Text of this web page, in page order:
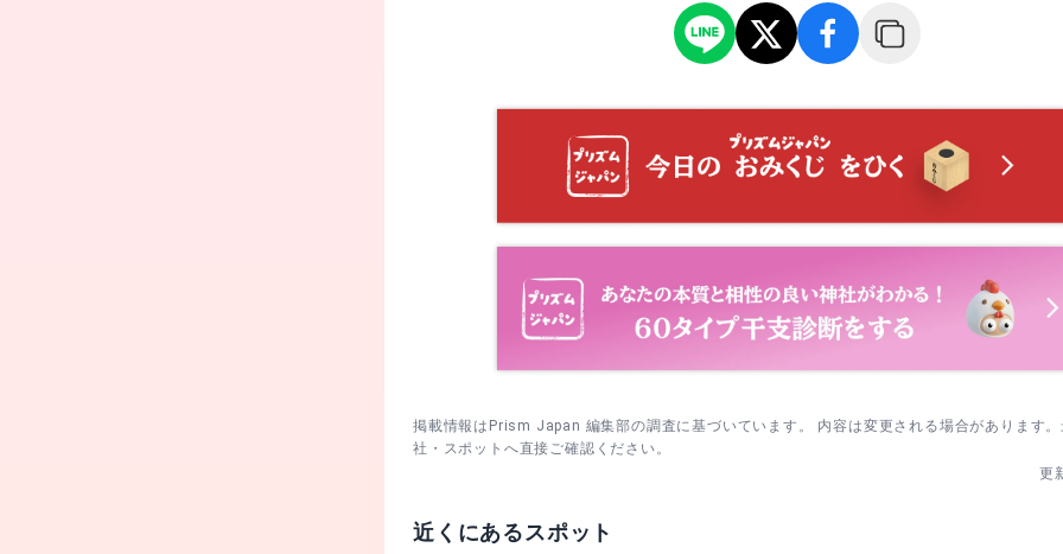
社殿へ進む前に楼門まわりをひと巡りし、紋や彫刻を見つけたら立ち止まって鑑
交通安全（自動車・自転車・バイク等）の祈願。事前予約、9:00〜16:30受付、
平服で可。車輛のお祓い希望は相談のうえ対応（初穂料8,000円）。
で可。男性42歳・女性33歳の厄年での参拝が多いと案内されています（初穂料
安産を願う祈願。事前予約、9:00〜16:30受付、所要約30分。安産祈願用の腹帯
七五三参り
3歳・5歳・7歳の節目を祝う祈願。事前予約、9:00〜16:30受付、所要約20分。
円）。
掲載情報はPrism Japan 編集部の調査に基づいています。 内容は変更される場合があります
社・スポットへ直接ご確認ください。
更
近くにあるスポット